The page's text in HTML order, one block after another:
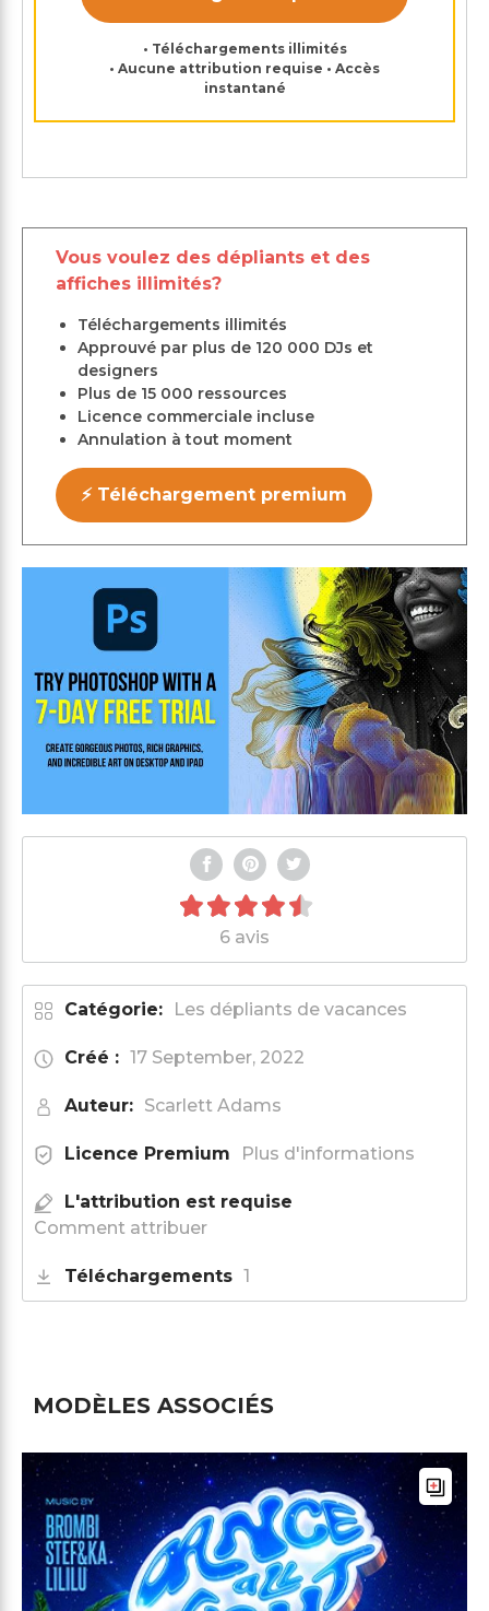
• Téléchargements illimités
• Aucune attribution requise • Accès
instantané
Vous voulez des dépliants et des
affiches illimités?
Téléchargements illimités
Approuvé par plus de 120 000 DJs et
designers
Plus de 15 000 ressources
Licence commerciale incluse
Annulation à tout moment
⚡ Téléchargement premium
6 avis
Catégorie: Les dépliants de vacances
Créé : 17 September, 2022
Auteur: Scarlett Adams
Licence Premium Plus d'informations
L'attribution est requise
Comment attribuer
Téléchargements 1
MODÈLES ASSOCIÉS